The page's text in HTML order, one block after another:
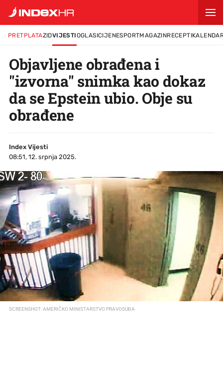
PRETPLATAZIDVIJESTIOGLASICIJENESPORTMAGAZINRECEPTI
Objavljene obrađena i
"izvorna" snimka kao dokaz
da se Epstein ubio. Obje su
obrađene
Index Vijesti
08:51, 12. srpnja 2025.
SCREENSHOT: AMERIČKO MINISTARSTVO PRAVOSUĐA